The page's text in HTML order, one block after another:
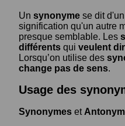
Un synonyme se dit
signification qu'un autre
presque semblable. Les
différents qui veulent
Lorsqu’on utilise des
change pas de sens.
Usage des
Synonymes et